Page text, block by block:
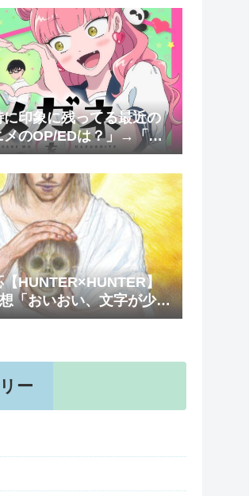
印象に残ってる最近の
メのOP/EDは？」→「一
ことないわ」（海外の
HUNTER×HUNTER】
「おいおい、文字が少な
読めるぞ！！」
ー